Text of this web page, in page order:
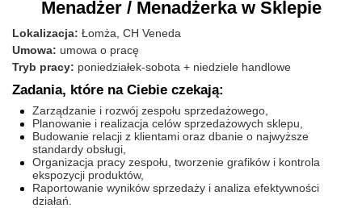
Menadżer / Menadżerka w Sklepie
Lokalizacja: Łomża, CH Veneda
Umowa: umowa o pracę
Tryb pracy: poniedziałek-sobota + niedziele handlowe
Zadania, które na Ciebie czekają:
Zarządzanie i rozwój zespołu sprzedażowego,
Planowanie i realizacja celów sprzedażowych sklepu,
Budowanie relacji z klientami oraz dbanie o najwyższe
standardy obsługi,
Organizacja pracy zespołu, tworzenie grafików i kontrola
ekspozycji produktów,
Raportowanie wyników sprzedaży i analiza efektywności
działań.